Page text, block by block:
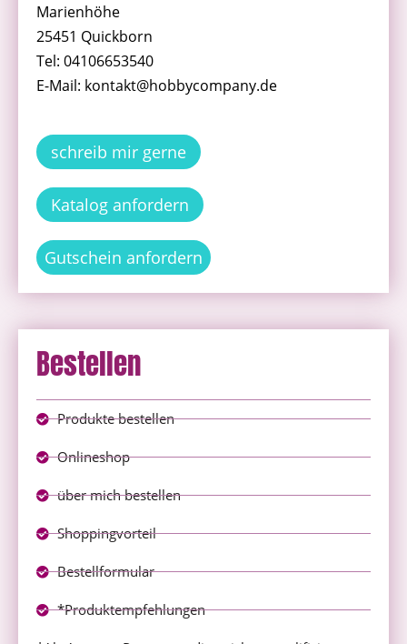
Marienhöhe
25451 Quickborn
Tel: 04106653540
E-Mail: kontakt@hobbycompany.de
schreib mir gerne
Katalog anfordern
Gutschein anfordern
Bestellen
Produkte bestellen
Onlineshop
über mich bestellen
Shoppingvorteil
Bestellformular
*Produktempfehlungen